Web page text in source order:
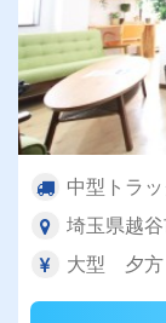
中型トラ
埼玉県越
大型 夕方